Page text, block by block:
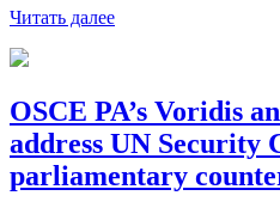
Читать далее
OSCE PA’s Voridis
address UN Security
parliamentary